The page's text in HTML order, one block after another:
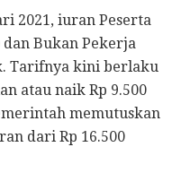
2021, iuran Peserta
dan Bukan Pekerja
Tarifnya kini berlaku
atau naik Rp 9.500
memutuskan
dari Rp 16.500